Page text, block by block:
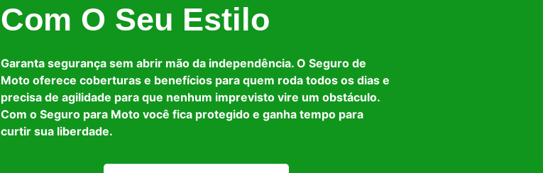
Com O Seu Estilo
Garanta segurança sem abrir mão da independência. O Seguro de
Moto oferece coberturas e benefícios para quem roda todos os dias e
precisa de agilidade para que nenhum imprevisto vire um obstáculo.
Com o Seguro para Moto você fica protegido e ganha tempo para
curtir sua liberdade.